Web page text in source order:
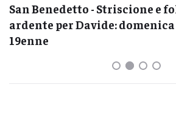
San Benedetto - Striscione e
ardente per Davide:
19enne